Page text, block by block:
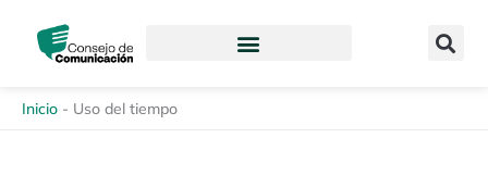
contenido
Inicio - Uso del tiempo